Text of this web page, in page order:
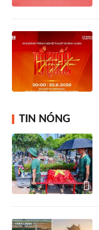
TIN NÓNG